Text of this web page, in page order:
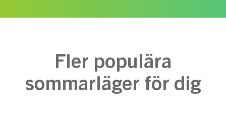
Fler populära
sommarläger för dig